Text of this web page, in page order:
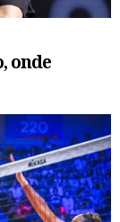
onde